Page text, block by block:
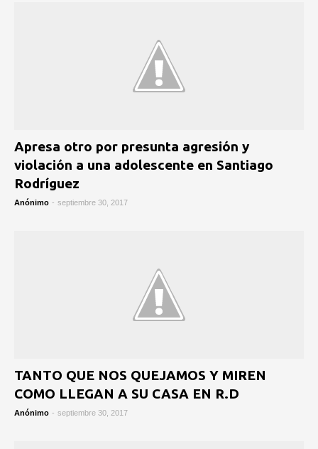
Apresa otro por presunta agresión y
violación a una adolescente en Santiago
Rodríguez
Anónimo - septiembre 30, 2017
TANTO QUE NOS QUEJAMOS Y MIREN
COMO LLEGAN A SU CASA EN R.D
Anónimo - septiembre 30, 2017